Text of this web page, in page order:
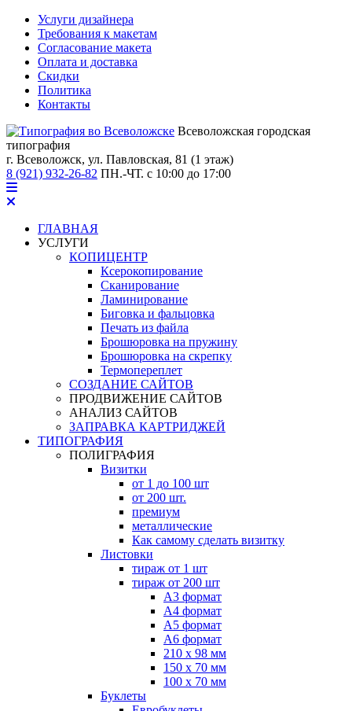
Услуги дизайнера
Требования к макетам
Согласование макета
Оплата и доставка
Скидки
Политика
Контакты
Всеволожская городская
типография
г. Всеволожск, ул. Павловская, 81 (1 этаж)
8 (921) 932-26-82 ПН.-ЧТ. с 10:00 до 17:00
ГЛАВНАЯ
УСЛУГИ
КОПИЦЕНТР
Ксерокопирование
Сканирование
Ламинирование
Биговка и фальцовка
Печать из файла
Брошюровка на пружину
Брошюровка на скрепку
Термопереплет
СОЗДАНИЕ САЙТОВ
ПРОДВИЖЕНИЕ САЙТОВ
АНАЛИЗ САЙТОВ
ЗАПРАВКА КАРТРИДЖЕЙ
ТИПОГРАФИЯ
ПОЛИГРАФИЯ
Визитки
от 1 до 100 шт
от 200 шт.
премиум
металлические
Как самому сделать визитку
Листовки
тираж от 1 шт
тираж от 200 шт
А3 формат
А4 формат
А5 формат
А6 формат
210 х 98 мм
150 х 70 мм
100 х 70 мм
Буклеты